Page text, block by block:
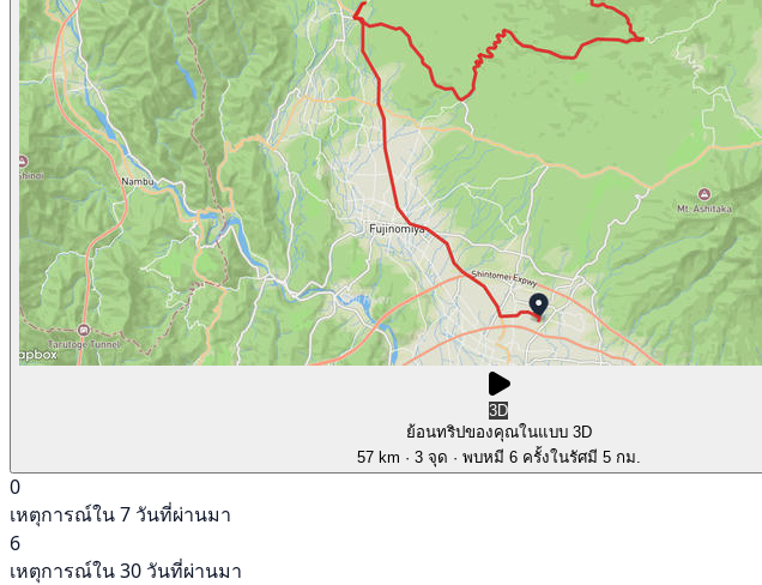
3D
ย้อนทริปของคุณในแบบ 3D
57 km · 3 จุด · พบหมี 6 ครั้งในรัศมี 5 กม.
0
เหตุการณ์ใน 7 วันที่ผ่านมา
6
เหตุการณ์ใน 30 วันที่ผ่านมา